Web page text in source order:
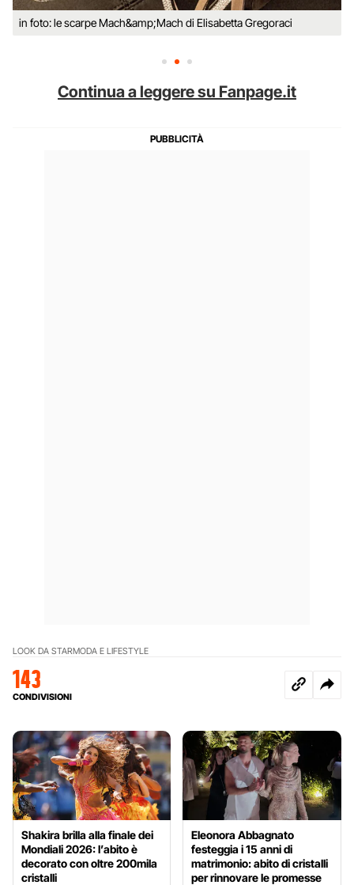
in foto: le scarpe Mach&amp;Mach di Elisabetta Gregoraci
Continua a leggere su Fanpage.it
LOOK DA STARMODA E LIFESTYLE
143
CONDIVISIONI
Shakira brilla alla finale dei
Mondiali 2026: l’abito è
decorato con oltre 200mila
cristalli
Eleonora Abbagnato
festeggia i 15 anni di
matrimonio: abito di cristalli
per rinnovare le promesse